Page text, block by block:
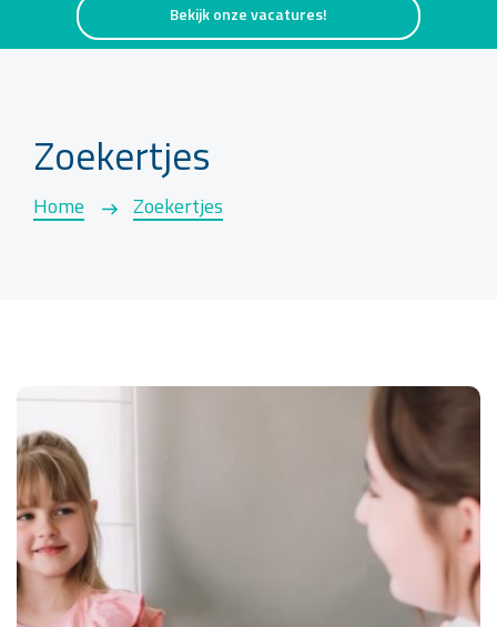
Bekijk onze vacatures!
Zoekertjes
Home Zoekertjes